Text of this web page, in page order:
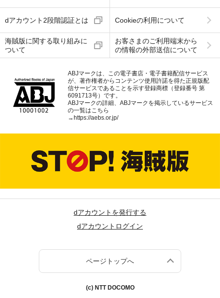
dアカウント2段階認証とは Cookieの利用について
海賊版に関する取り組みに
ついて
お客さまのご利用端末から
の情報の外部送信について
ABJマークは、この電子書店・電子書籍配信サービス
が、著作権者からコンテンツ使用許諾を得た正規版配
信サービスであることを示す登録商標（登録番号 第
6091713号）です。
ABJマークの詳細、ABJマークを掲示しているサービス
の一覧はこちら
→https://aebs.or.jp/
dアカウントを発行する
dアカウントログイン
ページトップへ
(c) NTT DOCOMO